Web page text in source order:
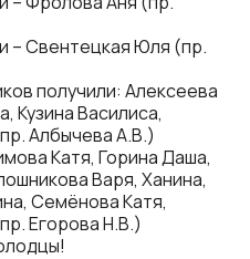
– Свентецкая Юля (пр.
получили: Алексеева
Кузина Василиса,
Албычева А.В.)
Катя, Горина Даша,
Варя, Ханина,
Семёнова Катя,
Егорова Н.В.)